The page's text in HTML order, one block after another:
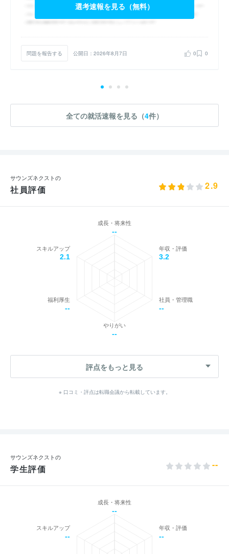
選考速報を見る（無料）
問題を報告する 公開日：2026年8月7日 0 0
全ての就活速報を見る（4件）
サウンズネクストの
社員評価 2.9
成長・将来性
--
年収・評価
3.2
社員・管理職
--
やりがい
--
福利厚生
--
スキルアップ
2.1
評点をもっと見る
※ 口コミ・評点は転職会議から転載しています。
サウンズネクストの
学生評価 --
成長・将来性
--
年収・評価
--
スキルアップ
--